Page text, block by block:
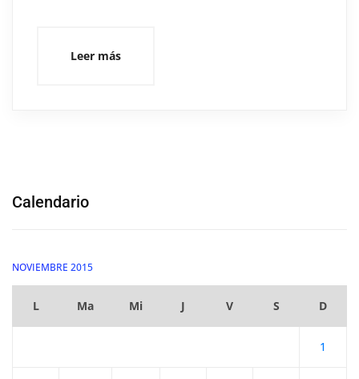
Leer más
Calendario
NOVIEMBRE 2015
L Ma Mi J V S D
1